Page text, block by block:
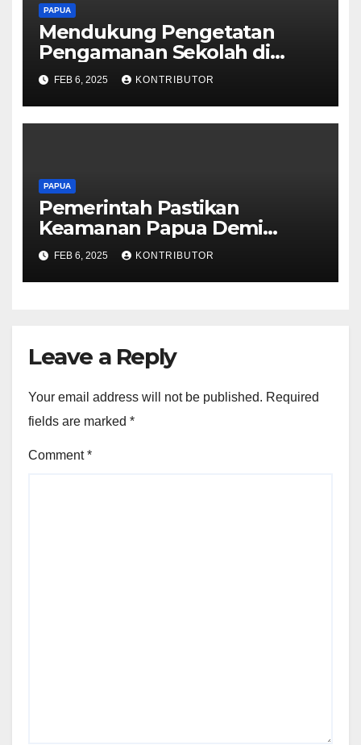
PAPUA
Mendukung Pengetatan
Pengamanan Sekolah di
Papua Cegah Gangguan OPM
FEB 6, 2025 KONTRIBUTOR
PAPUA
Pemerintah Pastikan
Keamanan Papua Demi
Kemajuan Bersama dengan
Berbagai Strategi
FEB 6, 2025 KONTRIBUTOR
Leave a Reply
Your email address will not be published. Required
fields are marked *
Comment*